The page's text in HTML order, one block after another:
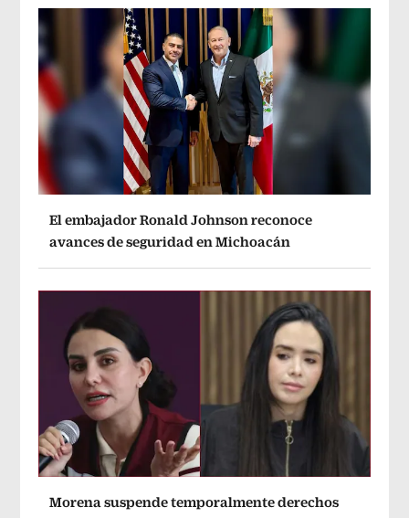
El embajador Ronald Johnson reconoce
avances de seguridad en Michoacán
Morena suspende temporalmente derechos